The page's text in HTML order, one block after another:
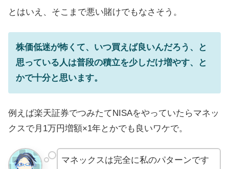
とはいえ、そこまで悪い賭けでもなさそう。
株価低迷が怖くて、いつ買えば良いんだろう、と
思っている人は普段の積立を少しだけ増やす、と
かで十分と思います。
例えば楽天証券でつみたてNISAをやっていたらマネッ
クスで月1万円増額×1年とかでも良いワケで。
マネックスは完全に私のパターンです